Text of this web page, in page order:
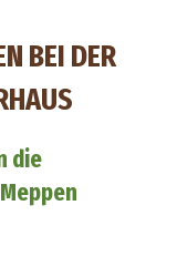
BEI DER
die